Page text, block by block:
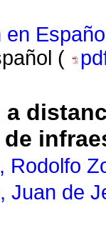
en
(
a
Rodolfo
Juan de